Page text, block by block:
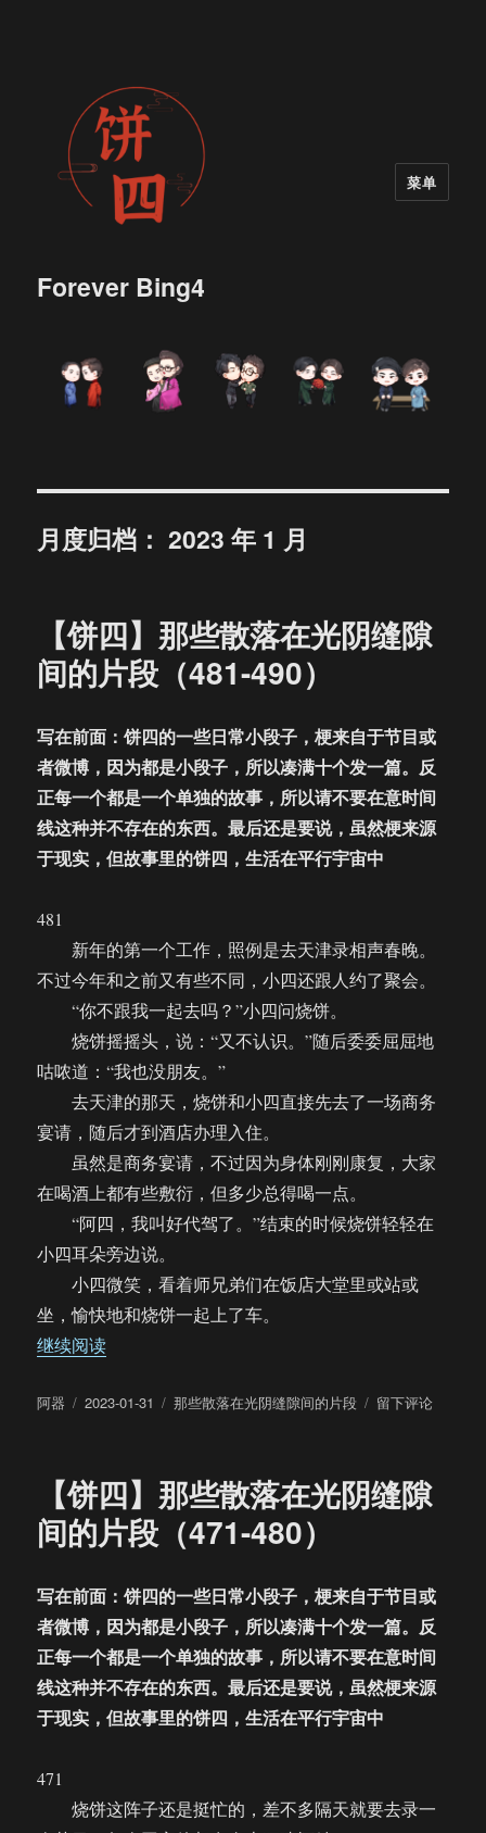
Forever Bing4
菜单
月度归档：2023 年 1 月
【饼四】那些散落在光阴缝隙
间的片段（481-490）
写在前面：饼四的一些日常小段子，梗来自于节目或
者微博，因为都是小段子，所以凑满十个发一篇。反
正每一个都是一个单独的故事，所以请不要在意时间
线这种并不存在的东西。最后还是要说，虽然梗来源
于现实，但故事里的饼四，生活在平行宇宙中
481
新年的第一个工作，照例是去天津录相声春晚。
不过今年和之前又有些不同，小四还跟人约了聚会。
“你不跟我一起去吗？”小四问烧饼。
烧饼摇摇头，说：“又不认识。”随后委委屈屈地
咕哝道：“我也没朋友。”
去天津的那天，烧饼和小四直接先去了一场商务
宴请，随后才到酒店办理入住。
虽然是商务宴请，不过因为身体刚刚康复，大家
在喝酒上都有些敷衍，但多少总得喝一点。
“阿四，我叫好代驾了。”结束的时候烧饼轻轻在
小四耳朵旁边说。
小四微笑，看着师兄弟们在饭店大堂里或站或
坐，愉快地和烧饼一起上了车。
继续阅读“【饼四】那些散落在光阴缝隙间的片段（481-490
作
阿器
发
2023-01-31
分
那些散落在光阴缝隙间的片段
于
些
散
光
阴
缝
隙
间
的
片
留下评论
【饼四】那些散落在光阴缝隙
间的片段（471-480）
写在前面：饼四的一些日常小段子，梗来自于节目或
者微博，因为都是小段子，所以凑满十个发一篇。反
正每一个都是一个单独的故事，所以请不要在意时间
线这种并不存在的东西。最后还是要说，虽然梗来源
于现实，但故事里的饼四，生活在平行宇宙中
471
烧饼这阵子还是挺忙的，差不多隔天就要去录一